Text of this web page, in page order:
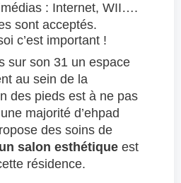
: Internet, WII….
sont acceptés.
c’est important !
sur son 31 un espace
au sein de la
des pieds est à ne pas
majorité d’ehpad
des soins de
un salon esthétique est
résidence.